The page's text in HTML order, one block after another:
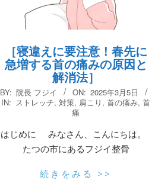
［寝違えに要注意！春先に
急増する首の痛みの原因と
解消法］
2025-
03-
BY: 院長 フジイ ON: 2025年3月5日
IN: ストレッチ,対策, 肩こり ,首の痛み,首
痛
はじめに みなさん、こんにちは。
たつの市にあるフジイ整骨
続きをみる >>